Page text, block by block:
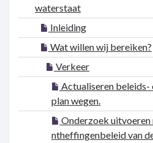
waterstaat
Inleiding
Wat willen wij bereiken?
Verkeer
Actualiseren beleids-
plan wegen.
Onderzoek uitvoeren
ntheffingenbeleid van